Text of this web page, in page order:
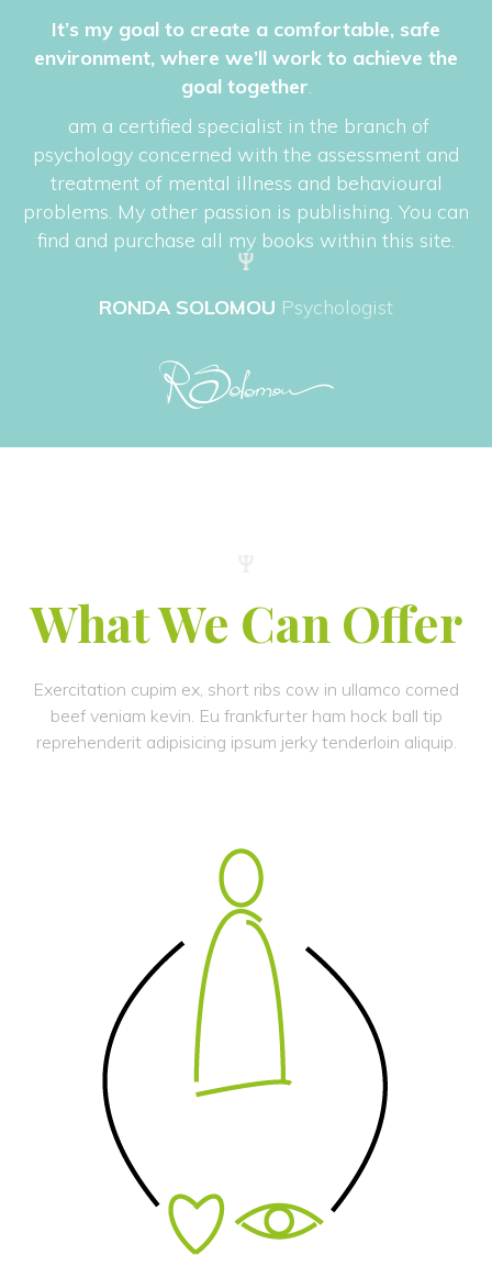
It’s my goal to create a comfortable, safe
environment, where we’ll work to achieve the
goal together.
am a certified specialist in the branch of
psychology concerned with the assessment and
treatment of mental illness and behavioural
problems. My other passion is publishing. You can
find and purchase all my books within this site.
RONDA SOLOMOU Psychologist
What We Can Offer
Exercitation cupim ex, short ribs cow in ullamco corned
beef veniam kevin. Eu frankfurter ham hock ball tip
reprehenderit adipisicing ipsum jerky tenderloin aliquip.